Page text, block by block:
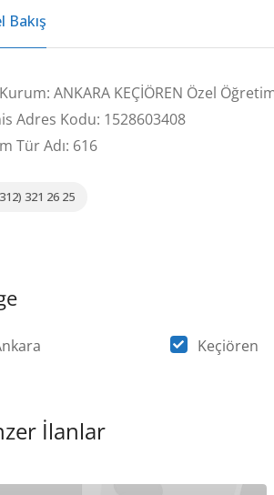
Bakış
ANKARA KEÇİÖREN Özel
Adres Kodu: 1528603408
Tür Adı: 616
321 26 25
Keçiören
İlanlar